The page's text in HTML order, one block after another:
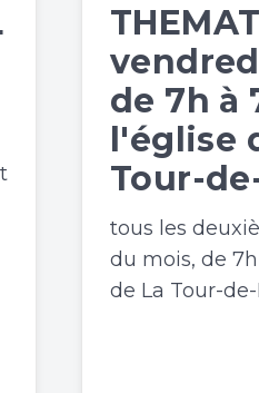
de 7h à
l'église
Tour-
tous les
du mois, de
de La Tour-